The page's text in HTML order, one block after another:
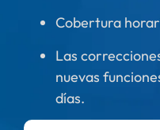
Cobertura
Las
nuevas
días.